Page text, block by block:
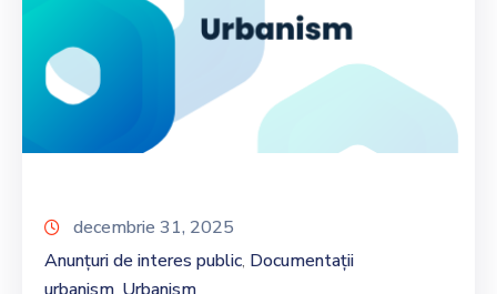
decembrie 31, 2025
Anunțuri de interes public‚ Documentații